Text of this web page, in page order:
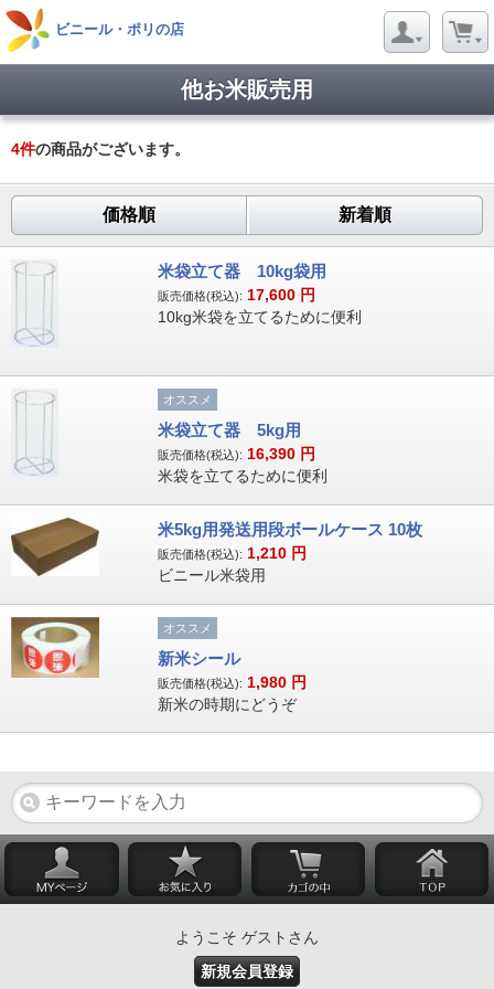
ビニール・ポリの店
他お米販売用
4件の商品がございます。
価格順 新着順
米袋立て器 10kg袋用
販売価格(税込): 17,600 円
10kg米袋を立てるために便利
オススメ
米袋立て器 5kg用
販売価格(税込): 16,390 円
米袋を立てるために便利
米5kg用発送用段ボールケース 10枚
販売価格(税込): 1,210 円
ビニール米袋用
オススメ
新米シール
販売価格(税込): 1,980 円
新米の時期にどうぞ
ようこそ ゲストさん
新規会員登録